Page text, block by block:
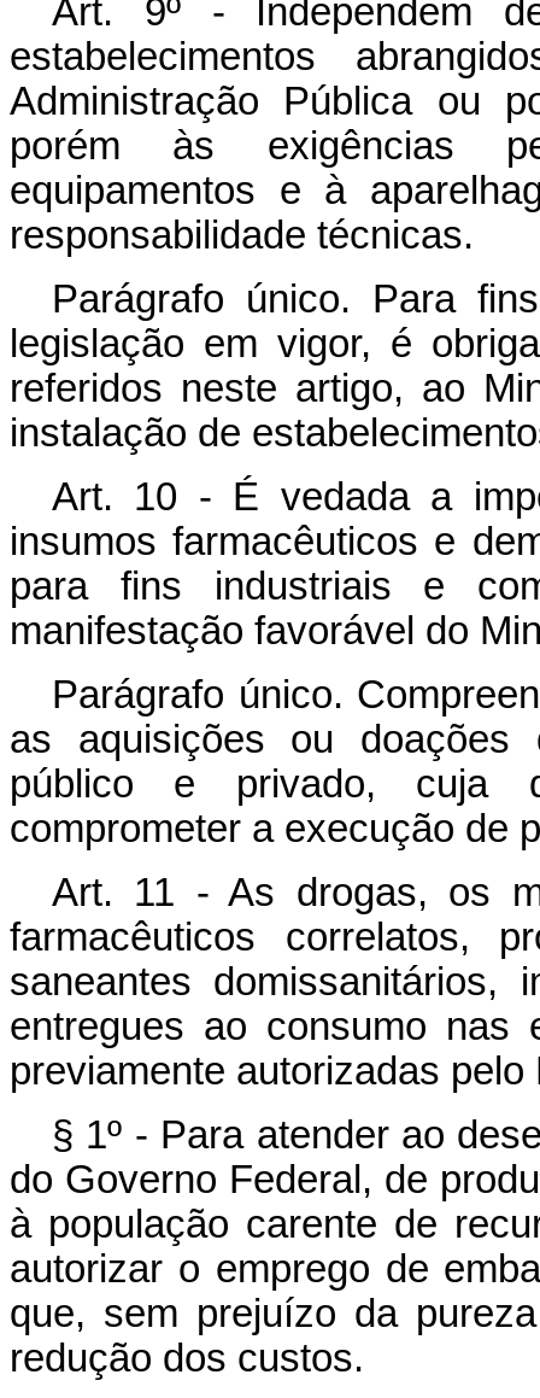
Art. 9º - Independem
estabelecimentos
Administração Pública ou
porém às exigências
equipamentos e à
responsabilidade técnicas.
Parágrafo único. Para
legislação em vigor, é
referidos neste artigo, ao
instalação de
Art. 10 - É vedada a
insumos farmacêuticos e
para fins industriais e
manifestação favorável do
Parágrafo único.
as aquisições ou doações
público e privado, cuja
comprometer a execução de
Art. 11 - As drogas, os
farmacêuticos correlatos,
saneantes domissanitários,
entregues ao consumo nas
previamente autorizadas
§ 1º - Para atender ao
do Governo Federal, de
à população carente de
autorizar o emprego de
que, sem prejuízo da
redução dos custos.